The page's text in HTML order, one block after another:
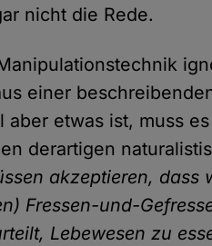
nicht die Rede.
einer
etwas ist, muss
derartigen
akzeptieren, dass
Fressen-und-
Lebewesen zu